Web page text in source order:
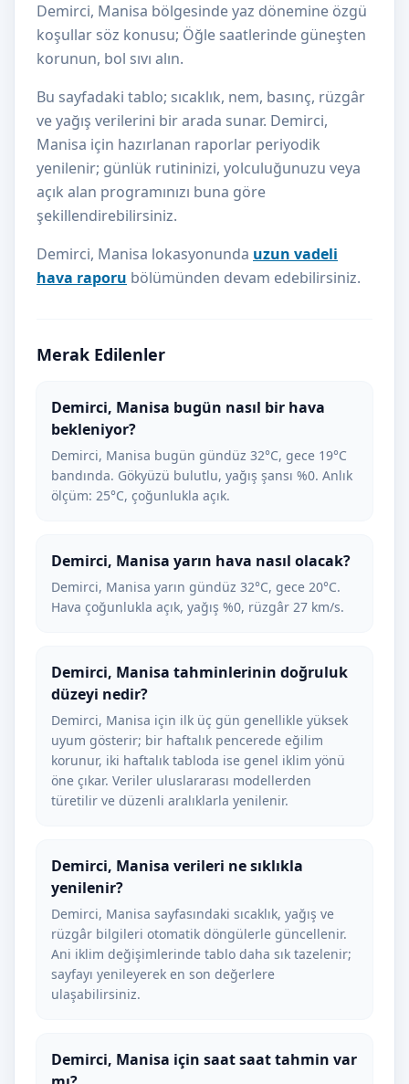
Demirci, Manisa bölgesinde yaz dönemine özgü
koşullar söz konusu; Öğle saatlerinde güneşten
korunun, bol sıvı alın.
Bu sayfadaki tablo; sıcaklık, nem, basınç, rüzgâr
ve yağış verilerini bir arada sunar. Demirci,
Manisa için hazırlanan raporlar periyodik
yenilenir; günlük rutininizi, yolculuğunuzu veya
açık alan programınızı buna göre
şekillendirebilirsiniz.
Demirci, Manisa lokasyonunda uzun vadeli
hava raporu bölümünden devam edebilirsiniz.
Merak Edilenler
Demirci, Manisa bugün nasıl bir hava
bekleniyor?
Demirci, Manisa bugün gündüz 32°C, gece 19°C
bandında. Gökyüzü bulutlu, yağış şansı %0. Anlık
ölçüm: 25°C, çoğunlukla açık.
Demirci, Manisa yarın hava nasıl olacak?
Demirci, Manisa yarın gündüz 32°C, gece 20°C.
Hava çoğunlukla açık, yağış %0, rüzgâr 27 km/s.
Demirci, Manisa tahminlerinin doğruluk
düzeyi nedir?
Demirci, Manisa için ilk üç gün genellikle yüksek
uyum gösterir; bir haftalık pencerede eğilim
korunur, iki haftalık tabloda ise genel iklim yönü
öne çıkar. Veriler uluslararası modellerden
türetilir ve düzenli aralıklarla yenilenir.
Demirci, Manisa verileri ne sıklıkla
yenilenir?
Demirci, Manisa sayfasındaki sıcaklık, yağış ve
rüzgâr bilgileri otomatik döngülerle güncellenir.
Ani iklim değişimlerinde tablo daha sık tazelenir;
sayfayı yenileyerek en son değerlere
ulaşabilirsiniz.
Demirci, Manisa için saat saat tahmin var